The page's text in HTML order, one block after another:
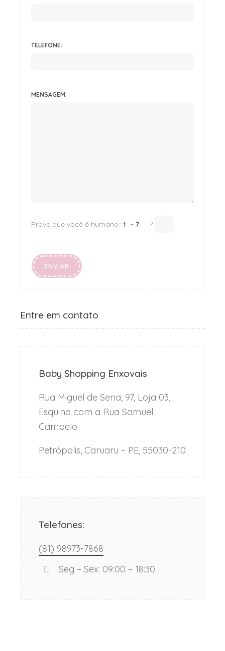
TELEFONE:
MENSAGEM:
Prove que você é humano:: 1 + 7 = ?
Entre em contato
Baby Shopping Enxovais
Rua Miguel de Sena, 97, Loja 03,
Esquina com a Rua Samuel
Campelo
Petrópolis, Caruaru – PE, 55030-210
Telefones:
(81) 98973-7868
Seg – Sex: 09:00 – 18:30